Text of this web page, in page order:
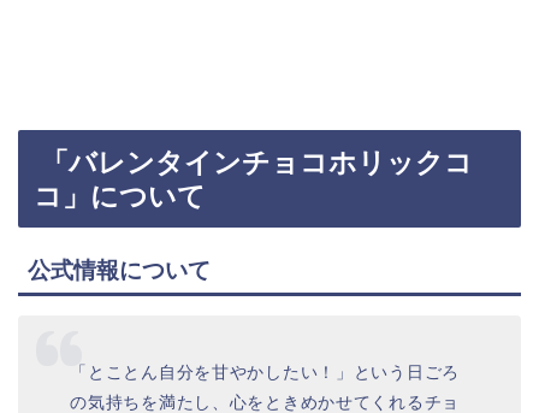
「バレンタインチョコホリックコ
コ」について
公式情報について
「とことん自分を甘やかしたい！」という日ごろ
の気持ちを満たし、心をときめかせてくれるチョ